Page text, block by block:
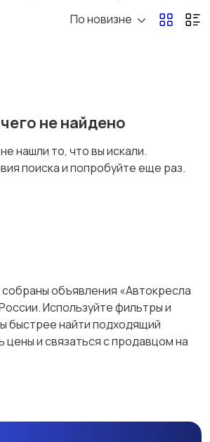
Товары для мам
и
Спорт и активный
отдых
По новизне
не найдено
нашли то, что вы искали.
поиска и попробуйте еще раз.
объявления «Автокресла
России. Используйте фильтры и
быстрее найти подходящий
цены и связаться с продавцом на